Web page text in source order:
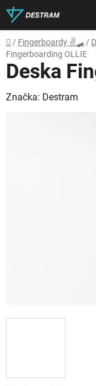
Přejít
na
obsah
Domů
/ Fingerboardy ✌🛹 /
Fingerboarding OLLIE
Deska
Značka: Destram